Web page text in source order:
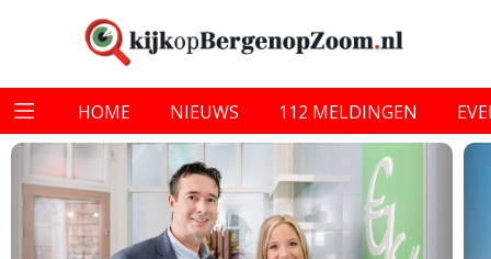
HOME NIEUWS 112 MELDINGEN